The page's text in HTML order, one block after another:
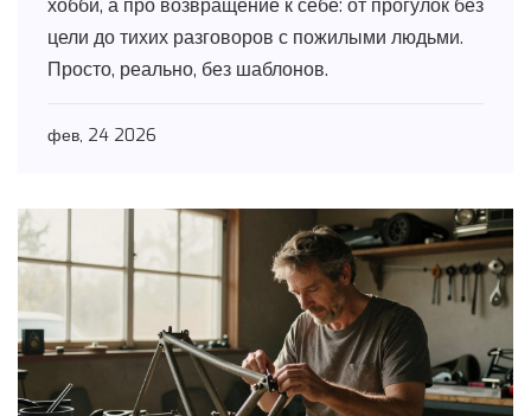
цели до тихих разговоров с пожилыми людьми.
Просто, реально, без шаблонов.
фев, 24 2026